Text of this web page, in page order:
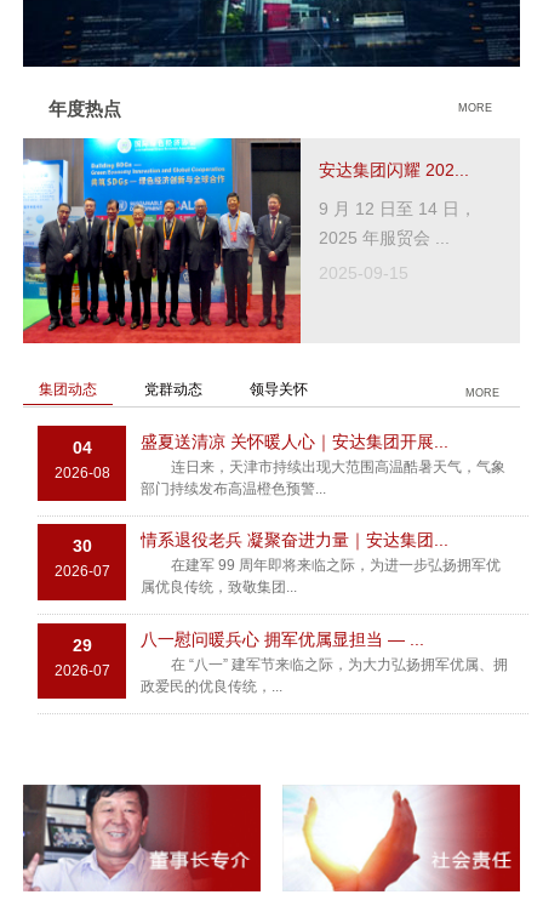
年度热点 MORE
安达集团闪耀 202...
9 月 12 日至 14 日，
2025 年服贸会 ...
2025-09-15
集团动态 党群动态 领导关怀 MORE
04
2026-08
盛夏送清凉 关怀暖人心｜安达集团开展...
连日来，天津市持续出现大范围高温酷暑天气，气象
部门持续发布高温橙色预警...
30
2026-07
情系退役老兵 凝聚奋进力量｜安达集团...
在建军 99 周年即将来临之际，为进一步弘扬拥军优
属优良传统，致敬集团...
29
2026-07
八一慰问暖兵心 拥军优属显担当 — ...
在 “八一” 建军节来临之际，为大力弘扬拥军优属、拥
政爱民的优良传统，...